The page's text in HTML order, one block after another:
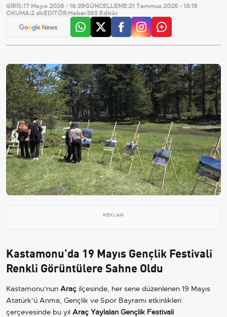
GİRİŞ:17 Mayıs 2026 - 16:39GÜNCELLEME:21 Temmuz 2026 - 18:19
OKUMA:2 dkEDİTÖR:Haber365 Editör
REKLAM
Kastamonu’da 19 Mayıs Gençlik Festivali
Renkli Görüntülere Sahne Oldu
Kastamonu’nun Araç ilçesinde, her sene düzenlenen 19 Mayıs
Atatürk’ü Anma, Gençlik ve Spor Bayramı etkinlikleri
çerçevesinde bu yıl Araç Yaylaları Gençlik Festivali